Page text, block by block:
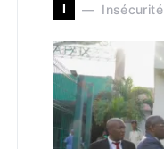
I Insécurité